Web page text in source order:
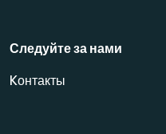
Следуйте за нами
Kонтакты